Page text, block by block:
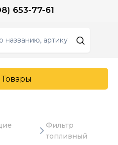
653-77-61
Товары
Фильтр
топливный